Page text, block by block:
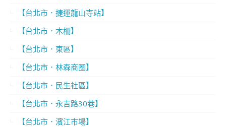
【台北市．捷運龍山寺站】
【台北市．木柵】
【台北市．東區】
【台北市．林森商圈】
【台北市．民生社區】
【台北市．永吉路30巷】
【台北市．濱江市場】